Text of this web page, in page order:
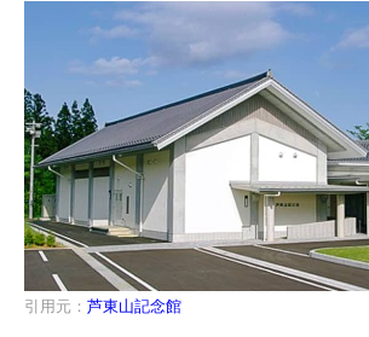
引用元： 芦東山記念館